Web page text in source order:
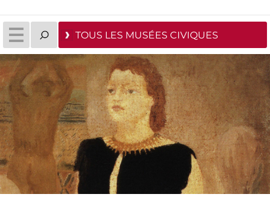
TOUS LES MUSÉES CIVIQUES